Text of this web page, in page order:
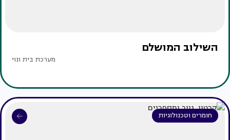
השילוב המושלם
מערכת בית ונוי
חומרים וטכנולוגיות